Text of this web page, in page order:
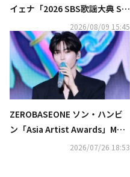
イェナ「2026 SBS歌謡大典 Su
mmer」ブルーカーペットに登
場
2026/08/09 15:45
ZEROBASEONE ソン・ハンビ
ン「Asia Artist Awards」MC
に抜擢！「ACON 2026」が盛況
2026/07/26 18:53